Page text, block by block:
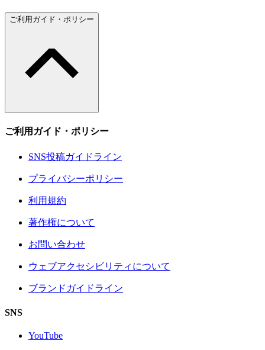
ご利用ガイド・ポリシー
ご利用ガイド・ポリシー
SNS投稿ガイドライン
プライバシーポリシー
利用規約
著作権について
お問い合わせ
ウェブアクセシビリティについて
ブランドガイドライン
SNS
YouTube